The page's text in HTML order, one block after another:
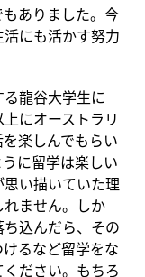
ありました。今
にも活かす努力
龍谷大学生に
にオーストラリ
楽しんでもらい
に留学は楽しい
い描いていた理
ません。しか
込んだら、その
るなど留学をな
ださい。もちろ